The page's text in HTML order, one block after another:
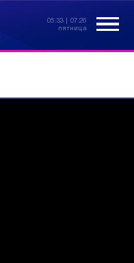
05:33 | 07.26
пятница